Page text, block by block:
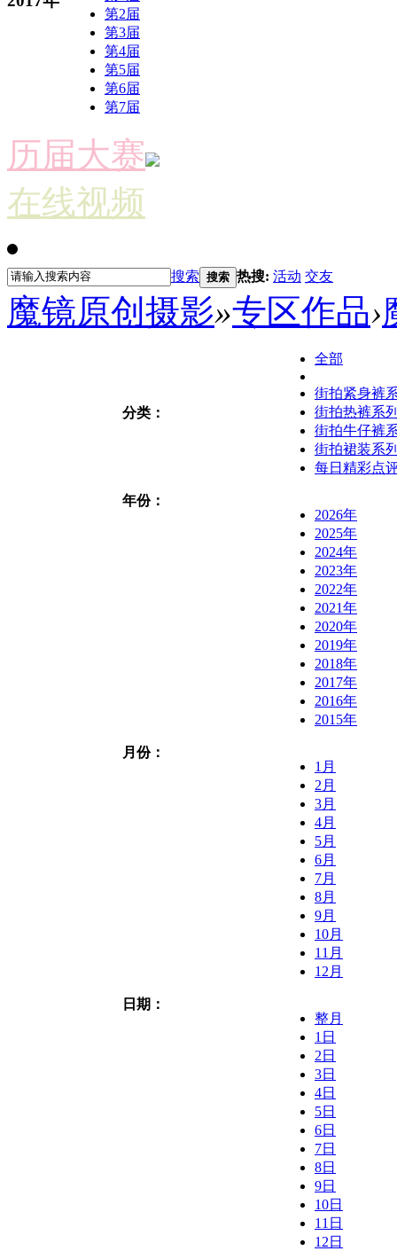
第2届
第3届
第4届
第5届
第6届
第7届
历届大赛
在线视频
搜索 搜索 热搜: 活动 交友
魔镜原创摄影»专区作品›
分类：
全部
街拍紧身裤
街拍热裤系
街拍牛仔裤
街拍裙装系
每日精彩点
年份：
2026年
2025年
2024年
2023年
2022年
2021年
2020年
2019年
2018年
2017年
2016年
2015年
月份：
1月
2月
3月
4月
5月
6月
7月
8月
9月
10月
11月
12月
日期：
整月
1日
2日
3日
4日
5日
6日
7日
8日
9日
10日
11日
12日